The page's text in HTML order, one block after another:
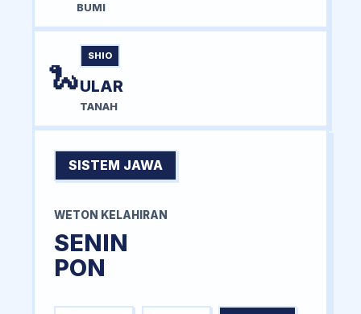
BUMI
🐍
SHIO
ULAR
TANAH
SISTEM JAWA
WETON KELAHIRAN
SENIN
PON